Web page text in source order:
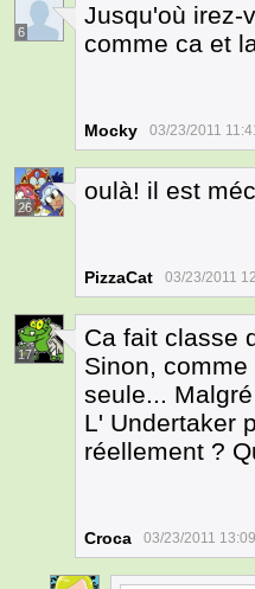
6
Jusqu'où irez-
comme ca et
Mocky 03/23/2011
26
oulà! il est
PizzaCat 03/23/2011
17
Ca fait classe
Sinon,
seule...
L' Undertaker
réellement ?
Croca 03/23/2011